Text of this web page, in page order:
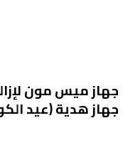
جهاز ميس مون
جهاز هدية (عيد